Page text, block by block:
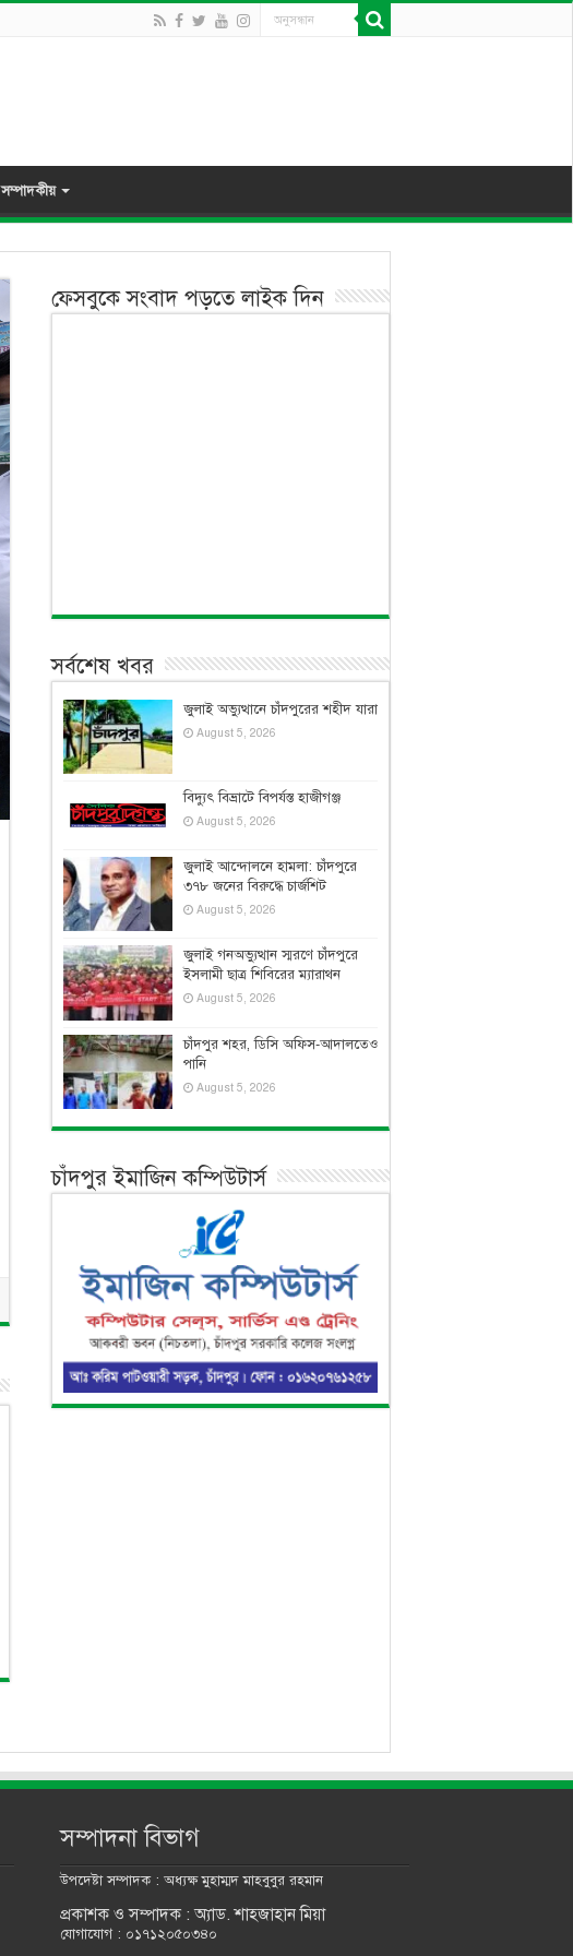
সম্পাদকীয়
ফেসবুকে সংবাদ পড়তে লাইক দিন
সর্বশেষ খবর
জুলাই অভ্যুত্থানে চাঁদপুরের শহীদ যারা
August 5, 2026
বিদ্যুৎ বিভ্রাটে বিপর্যস্ত হাজীগঞ্জ
August 5, 2026
জুলাই আন্দোলনে হামলা: চাঁদপুরে
৩৭৮ জনের বিরুদ্ধে চার্জশিট
August 5, 2026
জুলাই গনঅভ্যুত্থান স্মরণে চাঁদপুরে
ইসলামী ছাত্র শিবিরের ম্যারাথন
August 5, 2026
চাঁদপুর শহর, ডিসি অফিস-আদালতেও
পানি
August 5, 2026
চাঁদপুর ইমাজিন কম্পিউটার্স
সম্পাদনা বিভাগ
উপদেষ্টা সম্পাদক : অধ্যক্ষ মুহাম্মদ মাহবুবুর রহমান
প্রকাশক ও সম্পাদক : অ্যাড. শাহজাহান মিয়া
যোগাযোগ : ০১৭১২০৫০৩৪০